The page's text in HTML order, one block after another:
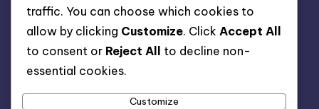
Get in Touch
Terms and conditions
Data Protection Policy
Search
traffic. You can choose which cookies to
allow by clicking Customize. Click Accept All
to consent or Reject All
to decline non-
essential cookies.
Customize